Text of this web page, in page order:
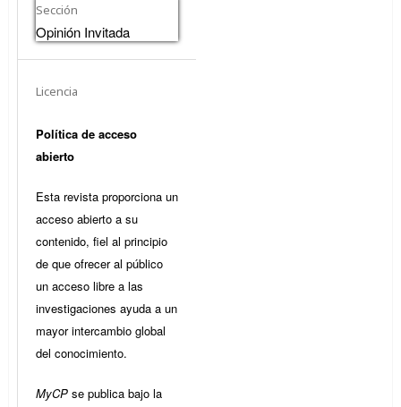
Sección
Opinión Invitada
Licencia
Política de acceso
abierto
Esta revista proporciona un
acceso abierto a su
contenido, fiel al principio
de que ofrecer al público
un acceso libre a las
investigaciones ayuda a un
mayor intercambio global
del conocimiento.
MyCP se publica bajo la